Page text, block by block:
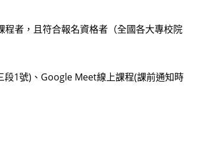
者，且符合報名資格者（全國各大專校院
1號)、Google Meet線上課程(課前通知時